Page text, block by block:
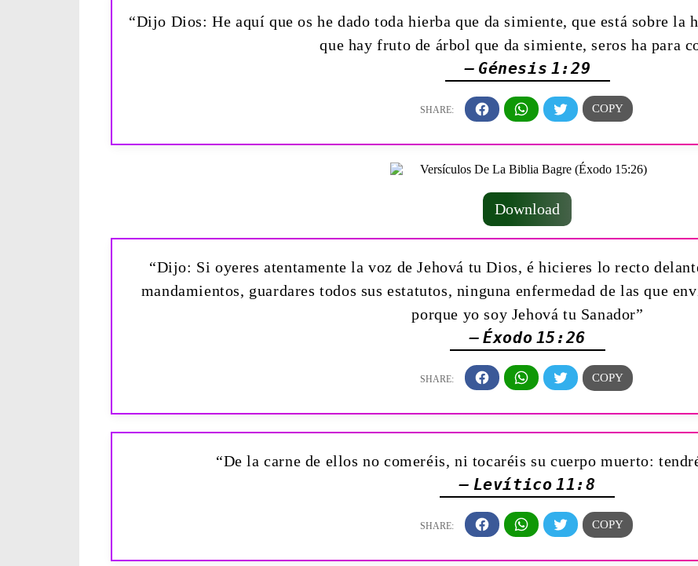
“Dijo Dios: He aquí que os he dado toda hierba que da simiente, que está sobre la
que hay fruto de árbol que da simiente, seros ha para
— Génesis 1:29
Download
“Dijo: Si oyeres atentamente la voz de Jehová tu Dios, é hicieres lo recto
mandamientos, guardares todos sus estatutos, ninguna enfermedad de las que
porque yo soy Jehová tu Sanador”
— Éxodo 15:26
“De la carne de ellos no comeréis, ni tocaréis su cuerpo muerto:
— Levítico 11:8